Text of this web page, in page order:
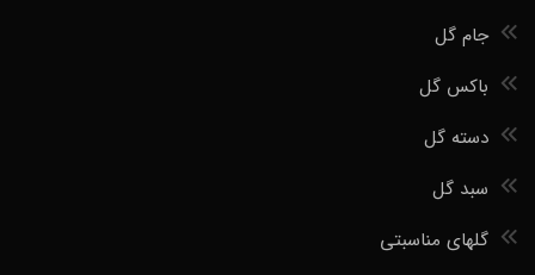
جام گل
باکس گل
دسته گل
سبد گل
گلهای مناسبتی